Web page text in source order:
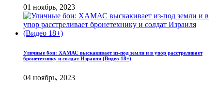
01 ноябрь, 2023
Уличные бои: ХАМАС выскакивает из-под земли и в упор расстреливает
бронетехнику и солдат Израиля (Видео 18+)
04 ноябрь, 2023